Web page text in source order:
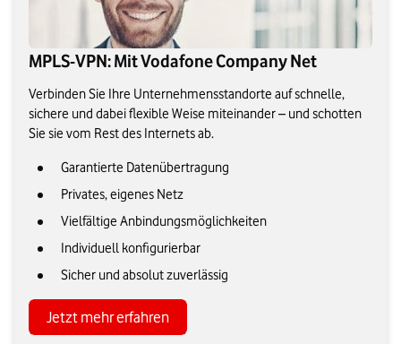
MPLS-VPN: Mit Vodafone Company Net
Verbinden Sie Ihre Unternehmensstandorte auf schnelle,
sichere und dabei flexible Weise miteinander – und schotten
Sie sie vom Rest des Internets ab.
Garantierte Datenübertragung
Privates, eigenes Netz
Vielfältige Anbindungsmöglichkeiten
Individuell konfigurierbar
Sicher und absolut zuverlässig
Jetzt mehr erfahren